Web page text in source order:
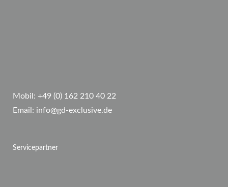
Mobil: +49 (0) 162 210 40 22
Email: info@gd-exclusive.de
Servicepartner